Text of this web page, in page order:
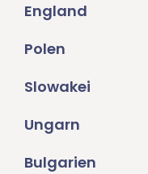
England
Polen
Slowakei
Ungarn
Bulgarien